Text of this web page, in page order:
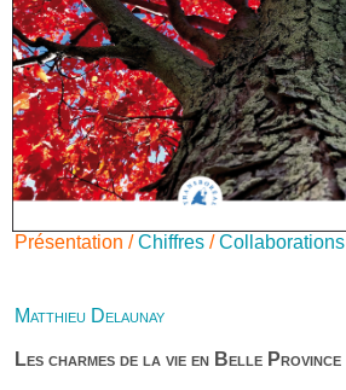
Présentation /Chiffres /Collaborations
Matthieu Delaunay
Les charmes de la vie en Belle Province